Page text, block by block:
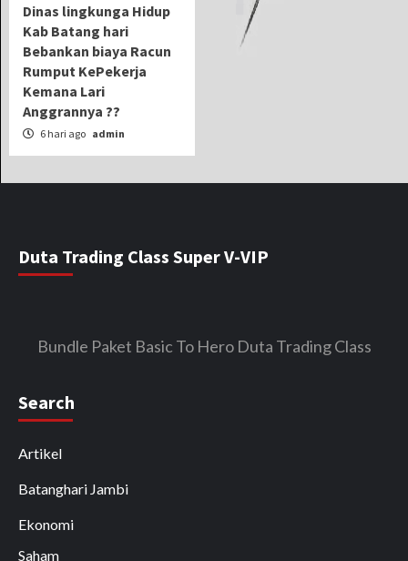
Dinas lingkunga Hidup
Kab Batang hari
Bebankan biaya Racun
Rumput KePekerja
Kemana Lari
Anggrannya ??
6 hari ago admin
Duta Trading Class Super V-VIP
Bundle Paket Basic To Hero Duta Trading Class
Search
Artikel
Batanghari Jambi
Ekonomi
Saham